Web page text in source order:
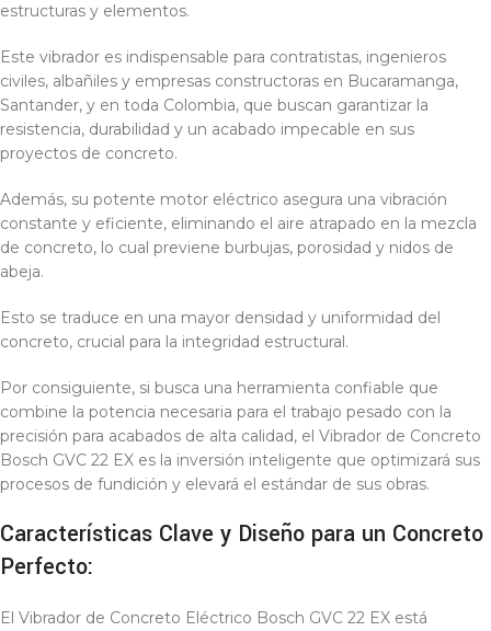
estructuras y elementos.
Este vibrador es indispensable para contratistas, ingenieros
civiles, albañiles y empresas constructoras en Bucaramanga,
Santander, y en toda Colombia, que buscan garantizar la
resistencia, durabilidad y un acabado impecable en sus
proyectos de concreto.
Además, su potente motor eléctrico asegura una vibración
constante y eficiente, eliminando el aire atrapado en la mezcla
de concreto, lo cual previene burbujas, porosidad y nidos de
abeja.
Esto se traduce en una mayor densidad y uniformidad del
concreto, crucial para la integridad estructural.
Por consiguiente, si busca una herramienta confiable que
combine la potencia necesaria para el trabajo pesado con la
precisión para acabados de alta calidad, el Vibrador de Concreto
Bosch GVC 22 EX es la inversión inteligente que optimizará sus
procesos de fundición y elevará el estándar de sus obras.
Características Clave y Diseño para un Concreto
Perfecto:
El Vibrador de Concreto Eléctrico Bosch GVC 22 EX está